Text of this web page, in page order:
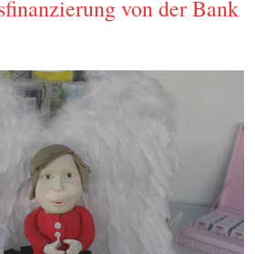
von der Bank